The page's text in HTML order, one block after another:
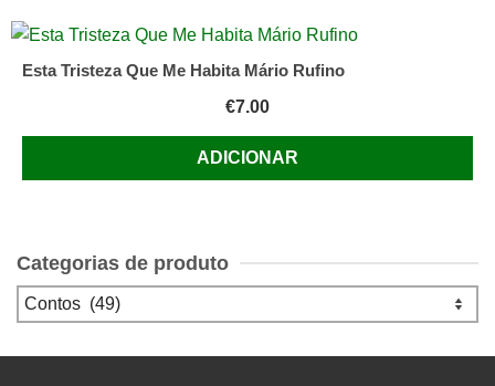
Esta Tristeza Que Me Habita Mário Rufino
€7.00
ADICIONAR
Categorias de produto